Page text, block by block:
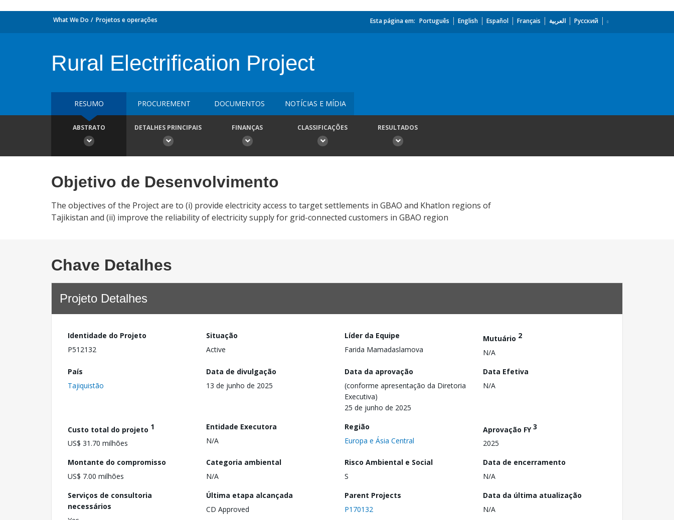
What We Do Projetos e operações Esta página em: Português English Español Français العربية Русский
Rural Electrification Project
RESUMO PROCUREMENT DOCUMENTOS NOTÍCIAS E MÍDIA
ABSTRATO DETALHES PRINCIPAIS FINANÇAS CLASSIFICAÇÕES RESULTADOS
Objetivo de Desenvolvimento
The objectives of the Project are to (i) provide electricity access to target settlements in GBAO and Khatlon regions of
Tajikistan and (ii) improve the reliability of electricity supply for grid-connected customers in GBAO region
Chave Detalhes
Projeto Detalhes
Identidade do Projeto
P512132
Situação
Active
Líder da Equipe
Farida Mamadaslamova
Mutuário 2
N/A
País
Tajiquistão
Data de divulgação
13 de junho de 2025
Data da aprovação
(conforme apresentação da Diretoria
Executiva)
25 de junho de 2025
Data Efetiva
N/A
Custo total do projeto 1
US$ 31.70 milhões
Entidade Executora
N/A
Região
Europa e Ásia Central
Aprovação FY3
2025
Montante do compromisso
US$ 7.00 milhões
Categoria ambiental
N/A
Risco Ambiental e Social
S
Data de encerramento
N/A
Serviços de consultoria
necessários
Última etapa alcançada
CD Approved
Parent Projects
P170132
Data da última atualização
N/A